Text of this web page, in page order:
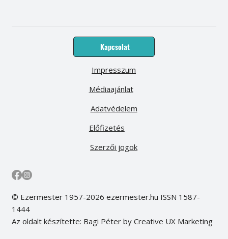
Kapcsolat
Médiaajánlat
Előfizetés
Impresszum
Adatvédelem
Szerzői jogok
© Ezermester 1957-2026 ezermester.hu ISSN 1587-
1444
Az oldalt készítette: Bagi Péter by Creative UX Marketing